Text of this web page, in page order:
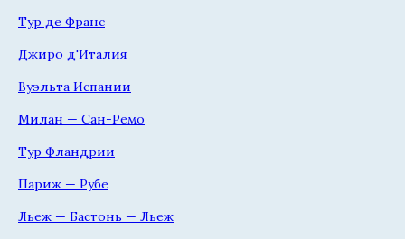
Тур де Франс
Джиро д'Италия
Вуэльта Испании
Милан — Сан-Ремо
Тур Фландрии
Париж — Рубе
Льеж — Бастонь — Льеж